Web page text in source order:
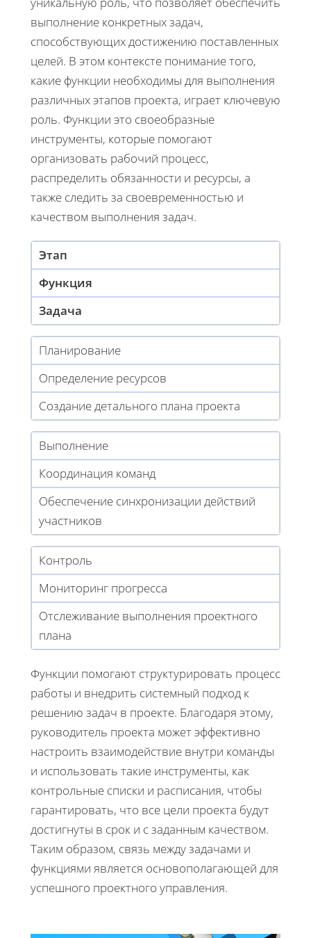
выполнение конкретных задач,
способствующих достижению поставленных
целей. В этом контексте понимание того,
какие функции необходимы для выполнения
различных этапов проекта, играет ключевую
роль. Функции это своеобразные
инструменты, которые помогают
организовать рабочий процесс,
распределить обязанности и ресурсы, а
также следить за своевременностью и
качеством выполнения задач.
Этап
Функция
Задача
Планирование
Определение ресурсов
Создание детального плана проекта
Выполнение
Координация команд
Обеспечение синхронизации действий
участников
Контроль
Мониторинг прогресса
Отслеживание выполнения проектного
плана
Функции помогают структурировать процесс
работы и внедрить системный подход к
решению задач в проекте. Благодаря этому,
руководитель проекта может эффективно
настроить взаимодействие внутри команды
и использовать такие инструменты, как
контрольные списки и расписания, чтобы
гарантировать, что все цели проекта будут
достигнуты в срок и с заданным качеством.
Таким образом, связь между задачами и
функциями является основополагающей для
успешного проектного управления.